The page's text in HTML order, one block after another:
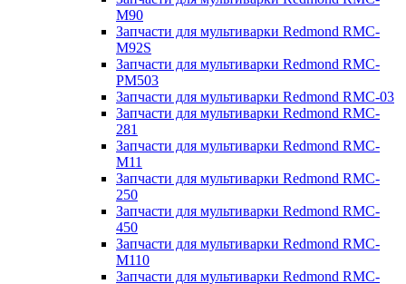
M90
Запчасти для мультиварки Redmond RMC-
M92S
Запчасти для мультиварки Redmond RMC-
PM503
Запчасти для мультиварки Redmond RMC-03
Запчасти для мультиварки Redmond RMC-
281
Запчасти для мультиварки Redmond RMC-
M11
Запчасти для мультиварки Redmond RMC-
250
Запчасти для мультиварки Redmond RMC-
450
Запчасти для мультиварки Redmond RMC-
M110
Запчасти для мультиварки Redmond RMC-